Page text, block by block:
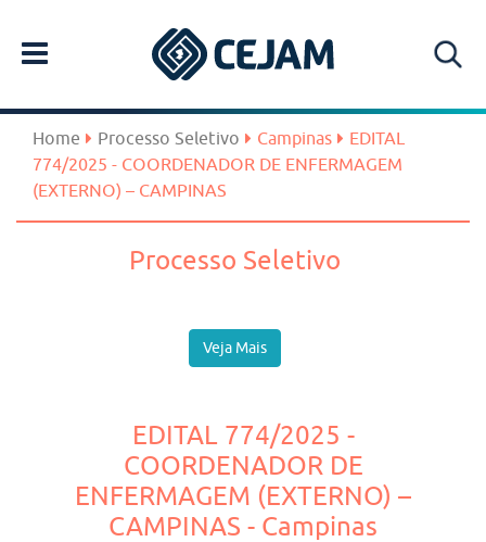
Home Processo Seletivo Campinas
EDITAL
774/2025 - COORDENADOR DE ENFERMAGEM
(EXTERNO) – CAMPINAS
Processo Seletivo
Veja Mais
EDITAL 774/2025 -
COORDENADOR DE
ENFERMAGEM (EXTERNO) –
CAMPINAS - Campinas